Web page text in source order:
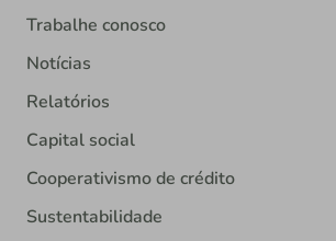
Trabalhe conosco
Notícias
Relatórios
Capital social
Cooperativismo de crédito
Sustentabilidade